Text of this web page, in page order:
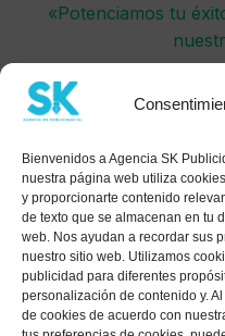
Bienvenidos a Agencia SK
nuestra página web utiliza
y proporcionarte contenido
de texto que se almacenan en tu
web. Nos ayudan a recordar sus
nuestro sitio web. Utilizamos
publicidad para diferentes
personalización de contenido y.
de cookies de acuerdo con
«Potenciamos tu
Atención
Política
Política